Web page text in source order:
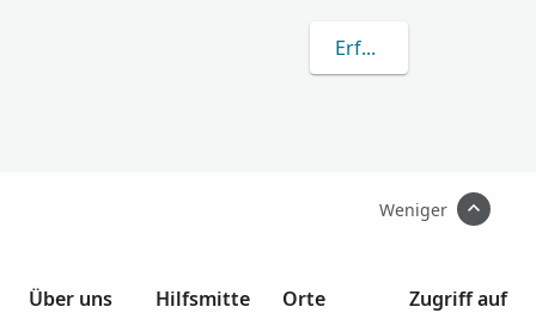
Erfahren Sie mehr
Weniger
Über uns
Hilfsmitte
Orte
Zugriff auf